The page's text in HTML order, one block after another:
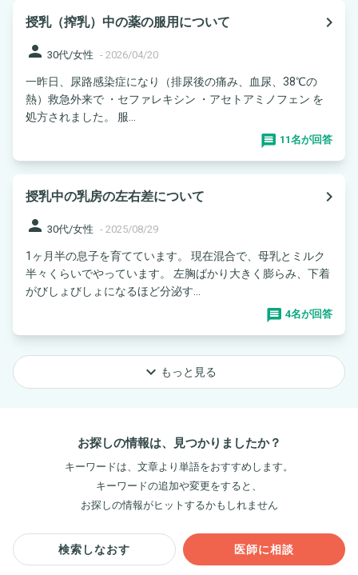
授乳（搾乳）中の薬の服用について
navigate_next
person 30代/女性 - 2026/04/20
一昨日、尿路感染症になり（排尿後の痛み、血尿、38℃の
熱）救急外来で ・セファレキシン ・アセトアミノフェン を
処方されました。 服...
11名が回答
授乳中の乳房の左右差について
navigate_next
person 30代/女性 - 2025/08/29
1ヶ月半の息子を育てています。 現在混合で、母乳とミルク
半々くらいでやっています。 左胸ばかり大きく膨らみ、下着
がびしょびしょになるほど分泌す...
4名が回答
keyboard_arrow_down もっと見る
お探しの情報は、見つかりましたか？
キーワードは、文章より単語をおすすめします。
キーワードの追加や変更をすると、
お探しの情報がヒットするかもしれません
検索しなおす 医師に相談